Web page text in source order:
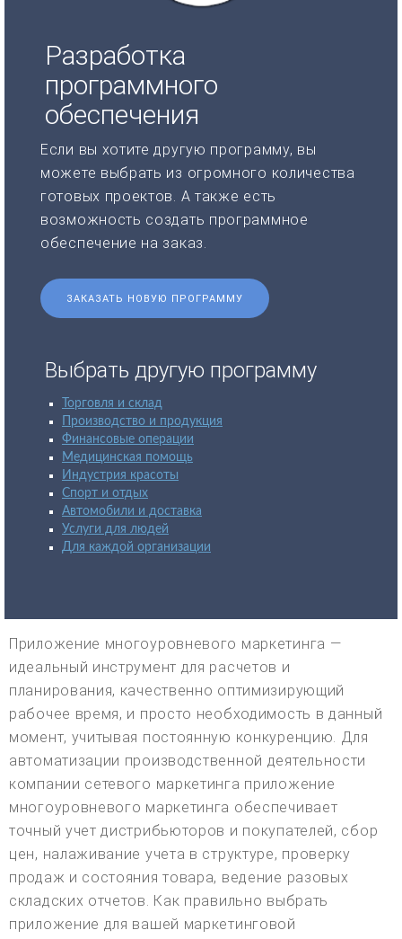
Разработка
программного
обеспечения
Если вы хотите другую программу, вы
можете выбрать из огромного количества
готовых проектов. А также есть
возможность создать программное
обеспечение на заказ.
ЗАКАЗАТЬ НОВУЮ ПРОГРАММУ
Выбрать другую программу
Торговля и склад
Производство и продукция
Финансовые операции
Медицинская помощь
Индустрия красоты
Спорт и отдых
Автомобили и доставка
Услуги для людей
Для каждой организации
Приложение многоуровневого маркетинга —
идеальный инструмент для расчетов и
планирования, качественно оптимизирующий
рабочее время, и просто необходимость в данный
момент, учитывая постоянную конкуренцию. Для
автоматизации производственной деятельности
компании сетевого маркетинга приложение
многоуровневого маркетинга обеспечивает
точный учет дистрибьюторов и покупателей, сбор
цен, налаживание учета в структуре, проверку
продаж и состояния товара, ведение разовых
складских отчетов. Как правильно выбрать
приложение для вашей маркетинговой